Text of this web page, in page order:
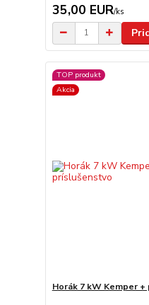
35,00 EUR/ks
TOP produkt
Akcia
Horák 7 kW Kemper